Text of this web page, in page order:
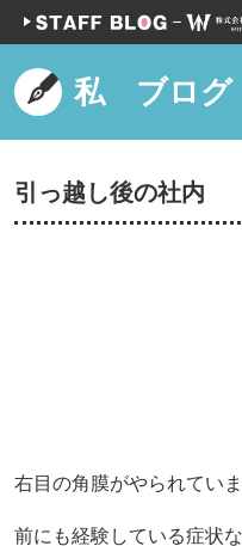
私 ブログ
引っ越し後の社内
右目の角膜がやられていま
前にも経験している症状な